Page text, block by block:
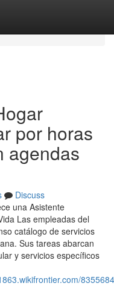
por horas
agendas
Discuss
una Asistente
Las empleadas del
catálogo de servicios
Sus tareas abarcan
y servicios específicos